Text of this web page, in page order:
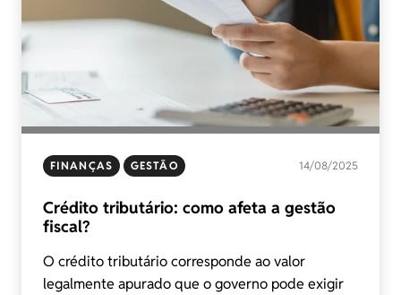
FINANÇAS GESTÃO 14/08/2025
Crédito tributário: como afeta a gestão
fiscal?
O crédito tributário corresponde ao valor
legalmente apurado que o governo pode exigir